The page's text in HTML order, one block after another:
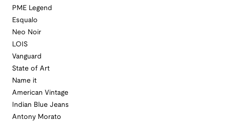
PME Legend
Esqualo
Neo Noir
LOIS
Vanguard
State of Art
Name it
American Vintage
Indian Blue Jeans
Antony Morato